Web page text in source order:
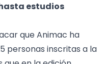
estudios
que Animac ha
personas inscritas a la